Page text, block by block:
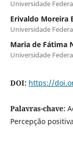
Universidade
Erivaldo Moreira
Universidade
Maria de Fátima
Universidade
DOI: https://
Palavras-chave:
Percepção